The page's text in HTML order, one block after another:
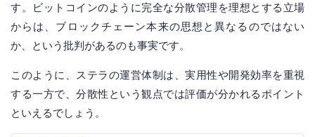
す。ビットコインのように完全な分散管理を理想とする立場
からは、ブロックチェーン本来の思想と異なるのではない
か、という批判があるのも事実です。
このように、ステラの運営体制は、実用性や開発効率を重視
する一方で、分散性という観点では評価が分かれるポイント
といえるでしょう。